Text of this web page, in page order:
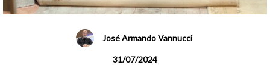
José Armando Vannucci
31/07/2024